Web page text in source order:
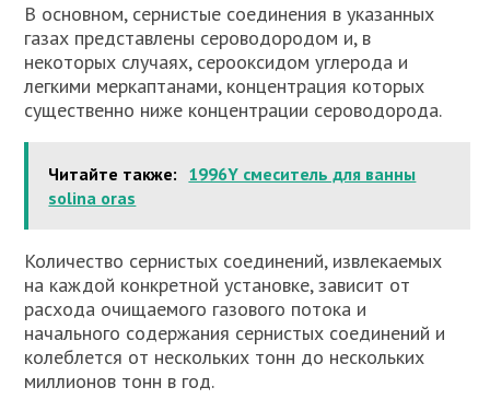
В основном, сернистые соединения в указанных
газах представлены сероводородом и, в
некоторых случаях, серооксидом углерода и
легкими меркаптанами, концентрация которых
существенно ниже концентрации сероводорода.
Читайте также: 1996Y смеситель для ванны
solina oras
Количество сернистых соединений, извлекаемых
на каждой конкретной установке, зависит от
расхода очищаемого газового потока и
начального содержания сернистых соединений и
колеблется от нескольких тонн до нескольких
миллионов тонн в год.